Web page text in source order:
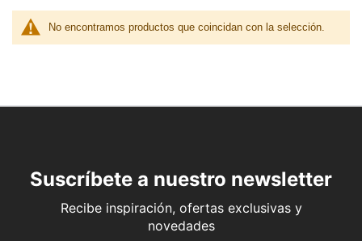
No encontramos productos que coincidan con la selección.
Suscríbete a nuestro newsletter
Recibe inspiración, ofertas exclusivas y
novedades